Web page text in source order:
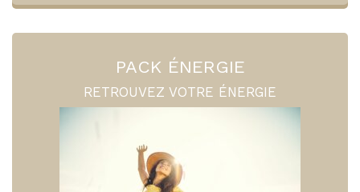
PACK ÉNERGIE
RETROUVEZ VOTRE ÉNERGIE